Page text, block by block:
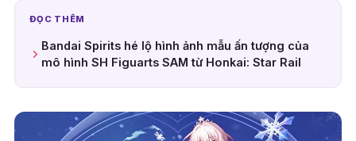
ĐỌC THÊM
Bandai Spirits hé lộ hình ảnh mẫu ấn tượng của
mô hình SH Figuarts SAM từ Honkai: Star Rail